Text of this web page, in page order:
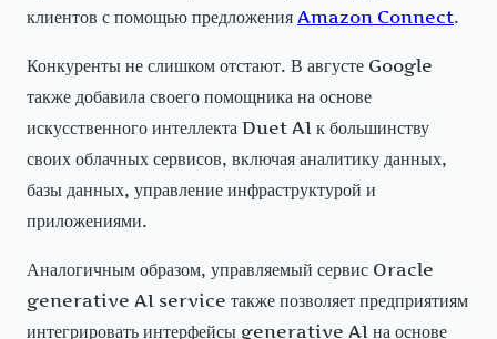
клиентов с помощью предложения Amazon Connect.
Конкуренты не слишком отстают. В августе Google
также добавила своего помощника на основе
искусственного интеллекта Duet AI к большинству
своих облачных сервисов, включая аналитику данных,
базы данных, управление инфраструктурой и
приложениями.
Аналогичным образом, управляемый сервис Oracle
generative AI service также позволяет предприятиям
интегрировать интерфейсы generative AI на основе